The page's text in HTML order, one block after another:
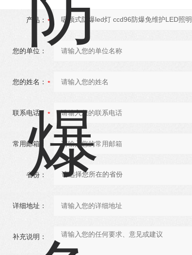
产品：
您的单位：
您的姓名：
联系电话：
常用邮箱：
省份：
详细地址：
补充说明：